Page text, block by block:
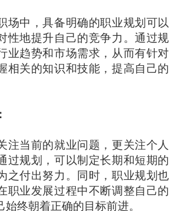
场中，具备明确的职业规划可以
性地提升自己的竞争力。通过规
业趋势和市场需求，从而有针对
相关的知识和技能，提高自己的
注当前的就业问题，更关注个人
过规划，可以制定长期和短期的
之付出努力。同时，职业规划也
职业发展过程中不断调整自己的
终朝着正确的目标前进。